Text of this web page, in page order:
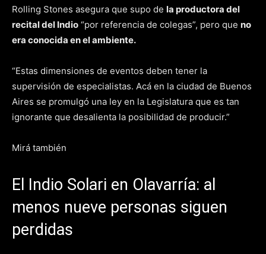
Rolling Stones asegura que supo de la productora del
recital del Indio “por referencia de colegas”, pero que no
era conocida en el ambiente.
“Estas dimensiones de eventos deben tener la
supervisión de especialistas. Acá en la ciudad de Buenos
Aires se promulgó una ley en la Legislatura que es tan
ignorante que desalienta la posibilidad de producir.”
Mirá también
El Indio Solari en Olavarría: al
menos nueve personas siguen
perdidas